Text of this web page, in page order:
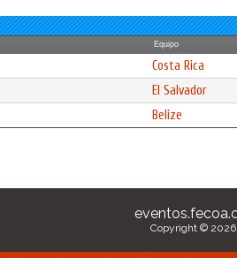
Equipo
Costa Rica
El Salvador
Belize
Copyright © 2026